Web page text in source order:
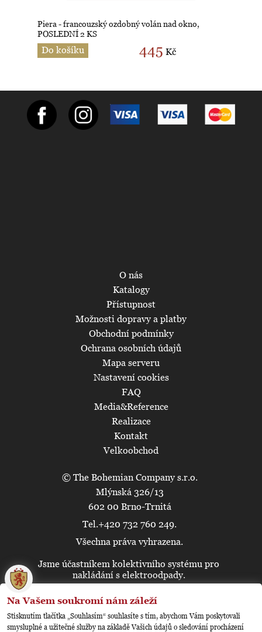
Piera - francouzský ozdobný volán nad okno,
POSLEDNÍ 2 KS
Do košíku 445 Kč
© The Bohemian Company s.r.o.
Mlýnská 326/13
602 00 Brno-Trnitá
Tel.+420 732 760 249.
Všechna práva vyhrazena.
O nás
Katalogy
Přístupnost
Možnosti dopravy a platby
Obchodní podmínky
Ochrana osobních údajů
Mapa serveru
Nastavení cookies
FAQ
Media&Reference
Realizace
Kontakt
Velkoobchod
Jsme účastníkem kolektivního systému pro
nakládání s elektroodpady.
🍪
Na Vašem soukromí nám záleží
Stisknutím tlačítka „Souhlasím“ souhlasíte s tím, abychom Vám poskytovali
smysluplné a užitečné služby na základě Vašich údajů o sledování procházení